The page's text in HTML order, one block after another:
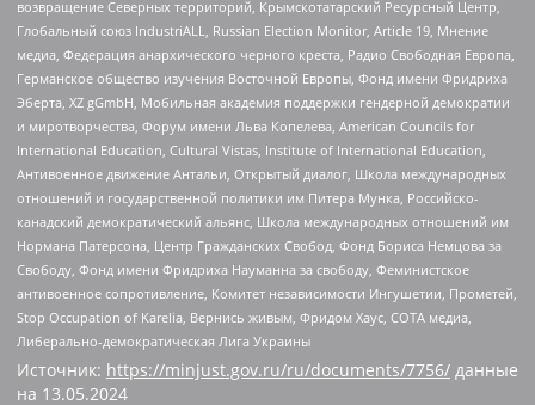
возвращение Северных территорий, Крымскотатарский Ресурсный Центр,
Глобальный союз IndustriALL, Russian Election Monitor, Article 19, Мнение
медиа, Федерация анархического черного креста, Радио Свободная Европа,
Германское общество изучения Восточной Европы, Фонд имени Фридриха
Эберта, XZ gGmbH, Мобильная академия поддержки гендерной демократии
и миротворчества, Форум имени Льва Копелева, American Councils for
International Education, Cultural Vistas, Institute of International Education,
Антивоенное движение Антальи, Открытый диалог, Школа международных
отношений и государственной политики им Питера Мунка, Российско-
канадский демократический альянс, Школа международных отношений им
Нормана Патерсона, Центр Гражданских Свобод, Фонд Бориса Немцова за
Свободу, Фонд имени Фридриха Науманна за свободу, Феминистское
антивоенное сопротивление, Комитет независимости Ингушетии, Прометей,
Stop Occupation of Karelia, Вернись живым, Фридом Хаус, СОТА медиа,
Либерально-демократическая Лига Украины
Источник: https://minjust.gov.ru/ru/documents/7756/ данные
на 13.05.2024